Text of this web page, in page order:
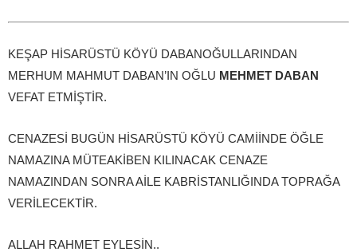
KEŞAP HİSARÜSTÜ KÖYÜ DABANOĞULLARINDAN
MERHUM MAHMUT DABAN’IN OĞLU MEHMET DABAN
VEFAT ETMİŞTİR.
CENAZESİ BUGÜN HİSARÜSTÜ KÖYÜ CAMİİNDE ÖĞLE
NAMAZINA MÜTEAKİBEN KILINACAK CENAZE
NAMAZINDAN SONRA AİLE KABRİSTANLIĞINDA TOPRAĞA
VERİLECEKTİR.
ALLAH RAHMET EYLESİN..